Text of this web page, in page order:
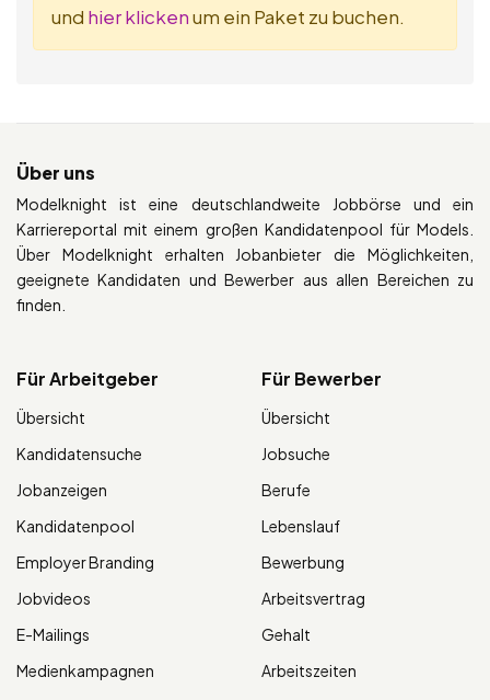
und hier klickenum ein Paket zu buchen.
Über uns
Modelknight ist eine deutschlandweite Jobbörse und ein
Karriereportal mit einem großen Kandidatenpool für Models.
Über Modelknight erhalten Jobanbieter die Möglichkeiten,
geeignete Kandidaten und Bewerber aus allen Bereichen zu
finden.
Für Arbeitgeber
Übersicht
Kandidatensuche
Jobanzeigen
Kandidatenpool
Employer Branding
Jobvideos
E-Mailings
Medienkampagnen
Für Bewerber
Übersicht
Jobsuche
Berufe
Lebenslauf
Bewerbung
Arbeitsvertrag
Gehalt
Arbeitszeiten